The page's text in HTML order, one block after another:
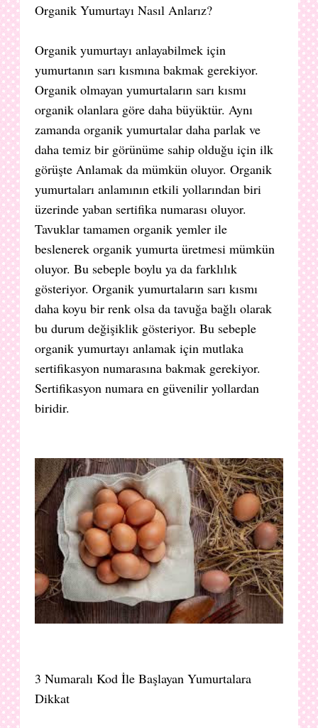
Organik Yumurtayı Nasıl Anlarız?
Organik yumurtayı anlayabilmek için
yumurtanın sarı kısmına bakmak gerekiyor.
Organik olmayan yumurtaların sarı kısmı
organik olanlara göre daha büyüktür. Aynı
zamanda organik yumurtalar daha parlak ve
daha temiz bir görünüme sahip olduğu için ilk
görüşte Anlamak da mümkün oluyor. Organik
yumurtaları anlamının etkili yollarından biri
üzerinde yaban sertifika numarası oluyor.
Tavuklar tamamen organik yemler ile
beslenerek organik yumurta üretmesi mümkün
oluyor. Bu sebeple boylu ya da farklılık
gösteriyor. Organik yumurtaların sarı kısmı
daha koyu bir renk olsa da tavuğa bağlı olarak
bu durum değişiklik gösteriyor. Bu sebeple
organik yumurtayı anlamak için mutlaka
sertifikasyon numarasına bakmak gerekiyor.
Sertifikasyon numara en güvenilir yollardan
biridir.
3 Numaralı Kod İle Başlayan Yumurtalara
Dikkat